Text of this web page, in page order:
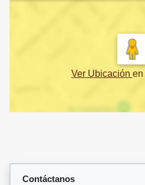
Ver Ubicación en
Contáctanos